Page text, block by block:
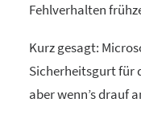
Fehlverhalten
Kurz gesagt:
Sicherheitsgurt für
aber wenn’s drauf